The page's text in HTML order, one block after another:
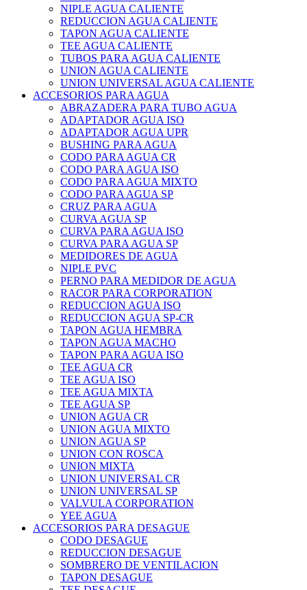
NIPLE AGUA CALIENTE
REDUCCION AGUA CALIENTE
TAPON AGUA CALIENTE
TEE AGUA CALIENTE
TUBOS PARA AGUA CALIENTE
UNION AGUA CALIENTE
UNION UNIVERSAL AGUA CALIENTE
ACCESORIOS PARA AGUA
ABRAZADERA PARA TUBO AGUA
ADAPTADOR AGUA ISO
ADAPTADOR AGUA UPR
BUSHING PARA AGUA
CODO PARA AGUA CR
CODO PARA AGUA ISO
CODO PARA AGUA MIXTO
CODO PARA AGUA SP
CRUZ PARA AGUA
CURVA AGUA SP
CURVA PARA AGUA ISO
CURVA PARA AGUA SP
MEDIDORES DE AGUA
NIPLE PVC
PERNO PARA MEDIDOR DE AGUA
RACOR PARA CORPORATION
REDUCCION AGUA ISO
REDUCCION AGUA SP-CR
TAPON AGUA HEMBRA
TAPON AGUA MACHO
TAPON PARA AGUA ISO
TEE AGUA CR
TEE AGUA ISO
TEE AGUA MIXTA
TEE AGUA SP
UNION AGUA CR
UNION AGUA MIXTO
UNION AGUA SP
UNION CON ROSCA
UNION MIXTA
UNION UNIVERSAL CR
UNION UNIVERSAL SP
VALVULA CORPORATION
YEE AGUA
ACCESORIOS PARA DESAGUE
CODO DESAGUE
REDUCCION DESAGUE
SOMBRERO DE VENTILACION
TAPON DESAGUE